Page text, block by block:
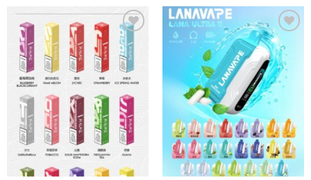
Add to
wishlist
Add to
wishlist